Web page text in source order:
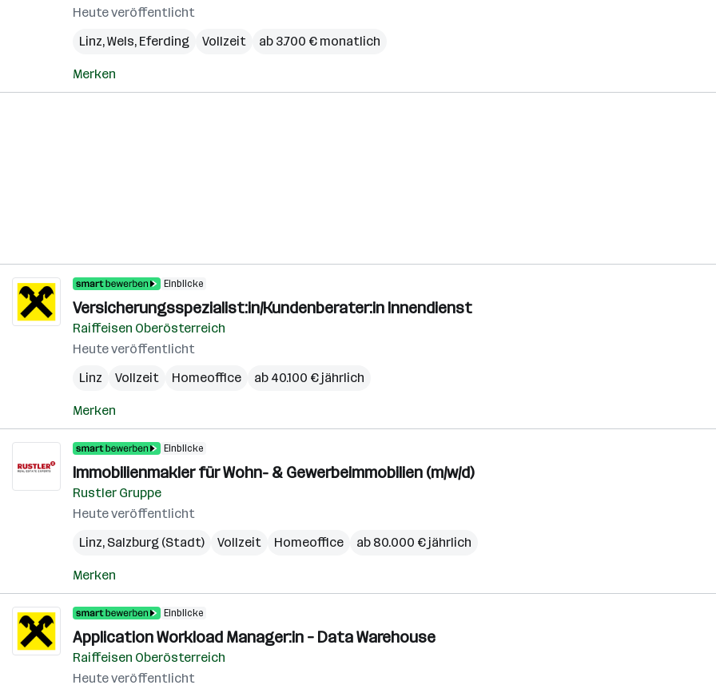
Heute veröffentlicht
Linz,Wels, Eferding Vollzeit ab 3.700 € monatlich
Merken
Einblicke
Versicherungsspezialist:in/Kundenberater:in Innendienst
Raiffeisen Oberösterreich
Heute veröffentlicht
Linz
Vollzeit Homeoffice ab 40.100 € jährlich
Merken
Einblicke
Immobilienmakler für Wohn- & Gewerbeimmobilien (m/w/d)
Rustler Gruppe
Heute veröffentlicht
Linz, Salzburg (Stadt) Vollzeit Homeoffice ab 80.000 € jährlich
Merken
Einblicke
Application Workload Manager:in – Data Warehouse
Raiffeisen Oberösterreich
Heute veröffentlicht